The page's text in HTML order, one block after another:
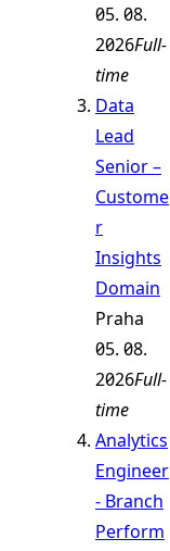
05. 08.
2026Full-
time
Data
Lead
Senior –
Custome
r
Insights
Domain
Praha
05. 08.
2026Full-
time
Analytics
Engineer
- Branch
Perform